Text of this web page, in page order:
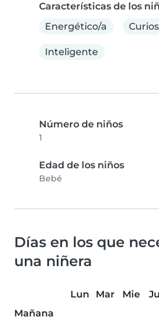
Características de los
Energético/a
Inteligente
Número de niños
1
Edad de los niños
Bebé
Días en los que
una niñera
Lun Mar Mie
Mañana